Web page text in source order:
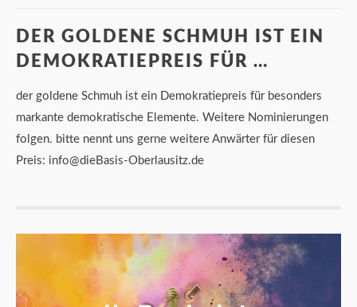
DER GOLDENE SCHMUH IST EIN
DEMOKRATIEPREIS FÜR …
der goldene Schmuh ist ein Demokratiepreis für besonders
markante demokratische Elemente. Weitere Nominierungen
folgen. bitte nennt uns gerne weitere Anwärter für diesen
Preis: info@dieBasis-Oberlausitz.de